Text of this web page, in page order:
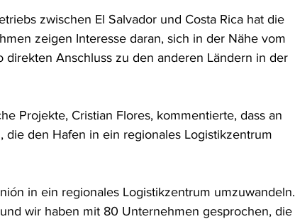
zwischen El Salvador und Costa Rica hat die
zeigen Interesse daran, sich in der Nähe vom
direkten Anschluss zu den anderen Ländern in der
Projekte, Cristian Flores, kommentierte, dass an
den Hafen in ein regionales Logistikzentrum
in ein regionales Logistikzentrum umzuwandeln.
wir haben mit 80 Unternehmen gesprochen, die